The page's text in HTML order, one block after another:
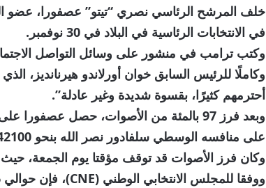
خلف المرشح الرئاسي نصري “تيتو” عصفورا، عضو
في الانتخابات الرئاسية في البلاد في 30 نوفمبر.
وكتب ترامب في منشور على وسائل التواصل
وكاملًا للرئيس السابق خوان أورلاندو هيرنانديز،
أحترمهم كثيرًا، بقسوة شديدة وغير عادلة”.
على منافسه الوسطي سلفادور نصر الله بنحو 42100 صوت.